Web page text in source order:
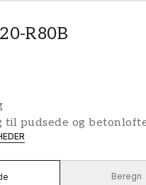
R80B
til pudsede og
Beregn